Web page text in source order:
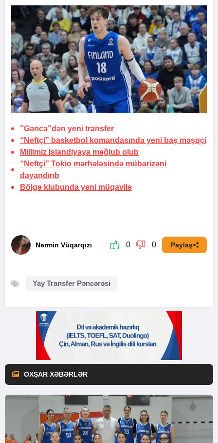
"Gəncə"dən yeni transfer
“Neftçi” basketbol komandasında yeni baş məşqçi
Millimiz İslandiyaya məğlub olub
“Neftçi” Tokio mərhələsində mübarizəni
dayandırıb
Bölgə klubunda yeni müqavilə
Nərmin Vüqarqızı 0 0 Paylaş
Yay Transfer Pəncərəsi
OXŞAR XƏBƏRLƏR